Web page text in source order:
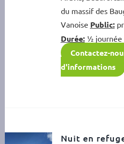
du massif des
Vanoise Public:
Durée:½ journée
Contactez-
d'informations
Nuit en